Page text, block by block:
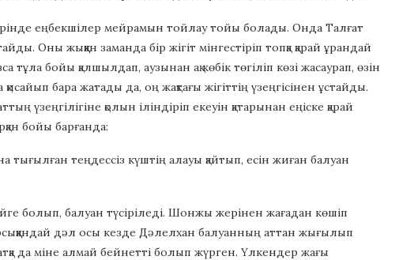
еңбекшілер мейрамын тойлау тойы болады. Онда Талғат
Оны жыққан заманда бір жігіт мінгестіріп топқа қарай ұрандай
бойы қалшылдап, аузынан ақ көбік төгіліп көзі жасаурап, өзін
бара жатады да, оң жақтағы жігіттің үзеңгісінен ұстайды.
үзеңгілігіне қолын іліндіріп екеуін қатарынан еңіске қарай
бойы барғанда:
теңдессіз күштің алауы қайтып, есін жиған балуан
болып, балуан түсіріледі. Шонжы жерінен жағадан көшіп
дәл осы кезде Дәлелхан балуанның аттан жығылып
атқа да міне алмай бейнетті болып жүрген. Үлкендер жағы